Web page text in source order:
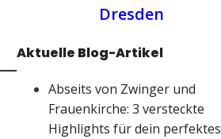
Dresden
Aktuelle Blog-Artikel
Abseits von Zwinger und
Frauenkirche: 3 versteckte
Highlights für dein perfektes